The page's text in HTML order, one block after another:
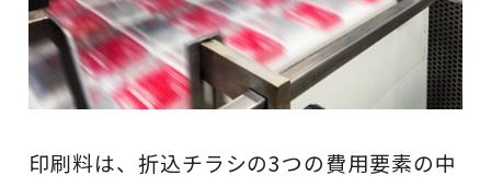
印刷料は、折込チラシの3つの費用要素の中